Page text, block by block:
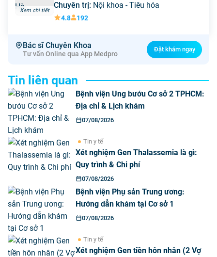
Xem chi tiết
Chuyên trị: Nội khoa - Tiêu hóa
4.8 192
Bác sĩ Chuyên Khoa
Tư vấn Online qua App Medpro
Đặt khám ngay
Tin liên quan
Bệnh viện Ung bướu Cơ sở 2 TPHCM:
Địa chỉ & Lịch khám
07/08/2026
Tin y tế
Xét nghiệm Gen Thalassemia là gì:
Quy trình & Chi phí
07/08/2026
Bệnh viện Phụ sản Trung ương:
Hướng dẫn khám tại Cơ sở 1
07/08/2026
Tin y tế
Xét nghiệm Gen tiền hôn nhân (2 Vợ